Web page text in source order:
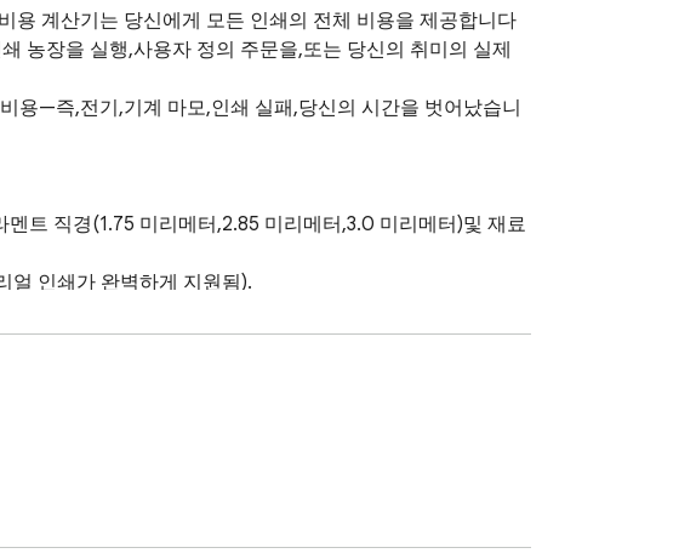
계산기는 당신에게 모든 인쇄의 전체 비용을 제공합니다
농장을 실행,사용자 정의 주문을,또는 당신의 취미의 실제
용—즉,전기,기계 마모,인쇄 실패,당신의 시간을 벗어났습니
트 직경(1.75 미리메터,2.85 미리메터,3.0 미리메터)및 재료
얼 인쇄가 완벽하게 지원됨).
그것의 정당한 몫을 수행한다.
다.